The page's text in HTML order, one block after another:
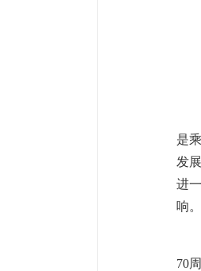
是
发
进
响。
70